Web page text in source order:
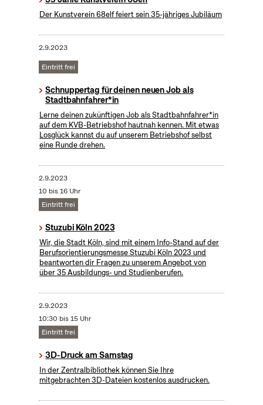
Der Kunstverein 68elf feiert sein 35-jähriges Jubiläum
2.9.2023
Eintritt frei
Schnuppertag für deinen neuen Job als
Stadtbahnfahrer*in
Lerne deinen zukünftigen Job als Stadtbahnfahrer*in
auf dem KVB-Betriebshof hautnah kennen. Mit etwas
Losglück kannst du auf unserem Betriebshof selbst
eine Runde drehen.
2.9.2023
10 bis 16 Uhr
Eintritt frei
Stuzubi Köln 2023
Wir, die Stadt Köln, sind mit einem Info-Stand auf der
Berufsorientierungsmesse Stuzubi Köln 2023 und
beantworten dir Fragen zu unserem Angebot von
über 35 Ausbildungs- und Studienberufen.
2.9.2023
10:30 bis 15 Uhr
Eintritt frei
3D-Druck am Samstag
In der Zentralbibliothek können Sie Ihre
mitgebrachten 3D-Dateien kostenlos ausdrucken.